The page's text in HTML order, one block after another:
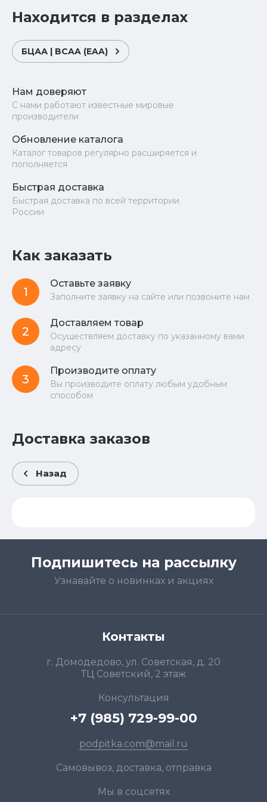
Находится в разделах
БЦАА | BCAA (EAA)
Нам доверяют
С нами работают известные мировые
производители
Обновление каталога
Каталог товаров регулярно расширяется и
пополняется
Быстрая доставка
Быстрая доставка по всей территории
России
Как заказать
1
Оставьте заявку
Заполните заявку на сайте или позвоните нам
2
Доставляем товар
Осуществляем доставку по указанному вами
адресу
3
Производите оплату
Вы производите оплату любым удобным
способом
Доставка заказов
Назад
Подпишитесь на рассылку
Узнавайте о новинках и акциях
Контакты
г. Домодедово, ул. Советская, д. 20
ТЦ Советский, 2 этаж
Консультация
+7 (985) 729-99-00
podpitka.com@mail.ru
Самовывоз, доставка, отправка
Мы в соцсетях